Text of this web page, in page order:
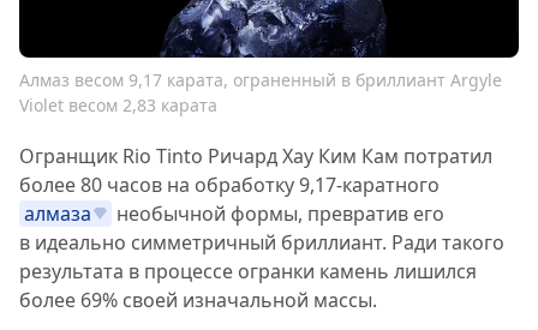
Алмаз весом 9,17 карата, ограненный в бриллиант Argyle
Violet весом 2,83 карата
Огранщик Rio Tinto Ричард Хау Ким Кам потратил
более 80 часов на обработку 9,17-каратного
алмаза
необычной формы, превратив его
в идеально симметричный бриллиант. Ради такого
результата в процессе огранки камень лишился
более 69% своей изначальной массы.